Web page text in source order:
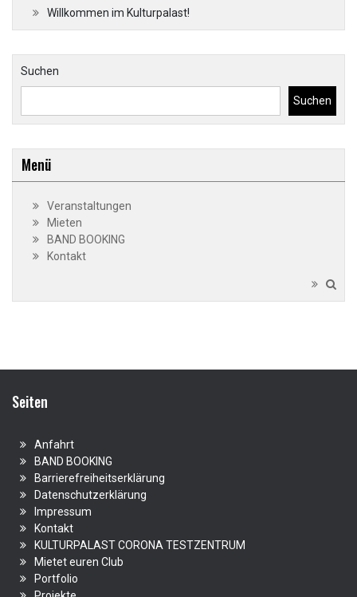
Willkommen im Kulturpalast!
Suchen
Suchen
Menü
Veranstaltungen
Mieten
BAND BOOKING
Kontakt
Seiten
Anfahrt
BAND BOOKING
Barrierefreiheitserklärung
Datenschutzerklärung
Impressum
Kontakt
KULTURPALAST CORONA TESTZENTRUM
Mietet euren Club
Portfolio